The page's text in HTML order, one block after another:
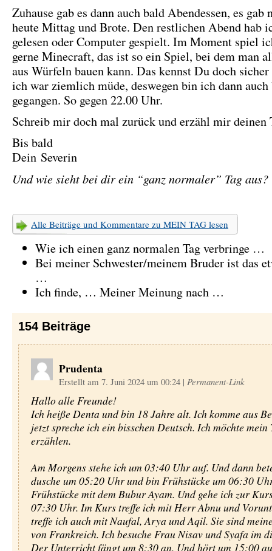
Zuhause gab es dann auch bald Abendessen, es gab
heute Mittag und Brote. Den restlichen Abend hab
gelesen oder Computer gespielt. Im Moment spiel
gerne Minecraft, das ist so ein Spiel, bei dem man
aus Würfeln bauen kann. Das kennst Du doch
ich war ziemlich müde, deswegen bin ich dann
gegangen. So gegen 22.00 Uhr.
Schreib mir doch mal zurück und erzähl mir
Bis bald
Dein Severin
Und wie sieht bei dir ein “ganz normaler” Tag aus?
Alle Beiträge und Kommentare zu MEIN TAG lesen
Wie ich einen ganz normalen Tag verbringe …
Bei meiner Schwester/meinem Bruder ist das
…
Ich finde, … Meiner Meinung nach …
154 Beiträge
Prudenta
Erstellt am 7. Juni 2024 um 00:24 | Permanent-Link
Hallo alle Freunde!
Ich heiße Denta und bin 18 Jahre alt. Ich komme aus
jetzt spreche ich ein bisschen Deutsch. Ich möchte mein
erzählen.
Am Morgens stehe ich um 03:40 Uhr auf. Und dann
dusche um 05:20 Uhr und bin Frühstücke um 06:30
Frühstücke mit dem Bubur Ayam. Und gehe ich zur
07:30 Uhr. Im Kurs treffe ich mit Herr Abnu und
treffe ich auch mit Naufal, Arya und Aqil. Sie sind
von Frankreich. Ich besuche Frau Nisav und Syafa im
Der Unterricht fängt um 8:30 an. Und hört um 15:00